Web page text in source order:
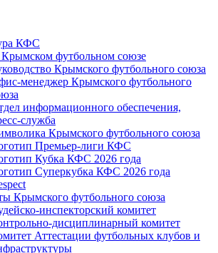
КФС
футбольном союзе
Крымского футбольного союза
менеджер Крымского футбольного
информационного обеспечения,
служба
Крымского футбольного союза
Премьер-лиги КФС
Кубка КФС 2026 года
Суперкубка КФС 2026 года
Крымского футбольного союза
инспекторский комитет
дисциплинарный комитет
Аттестации футбольных клубов и